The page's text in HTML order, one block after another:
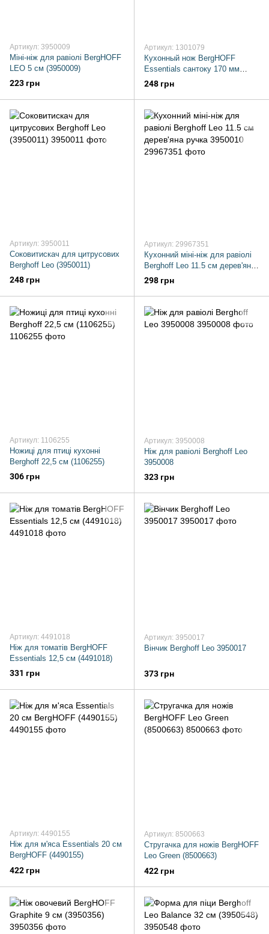
Артикул: 3950009
Міні-ніж для равіолі BergHOFF
LEO 5 см (3950009)
223 грн
Артикул: 1301079
Кухонный нож BergHOFF
Essentials сантоку 170 мм
ORIENT Black (1301079)
248 грн
Артикул: 3950011
Соковитискач для цитрусових
Berghoff Leo (3950011)
248 грн
Артикул: 29967351
Кухонний міні-ніж для равіолі
Berghoff Leo 11.5 см дерев'яна
ручка 3950010
298 грн
Артикул: 1106255
Ножиці для птиці кухонні
Berghoff 22,5 см (1106255)
306 грн
Артикул: 3950008
Ніж для равіолі Berghoff Leo
3950008
323 грн
Артикул: 4491018
Ніж для томатів BergHOFF
Essentials 12,5 см (4491018)
331 грн
Артикул: 3950017
Вінчик Berghoff Leo 3950017
373 грн
Артикул: 4490155
Ніж для м'яса Essentials 20 см
BergHOFF (4490155)
422 грн
Артикул: 8500663
Стругачка для ножів BergHOFF
Leo Green (8500663)
422 грн